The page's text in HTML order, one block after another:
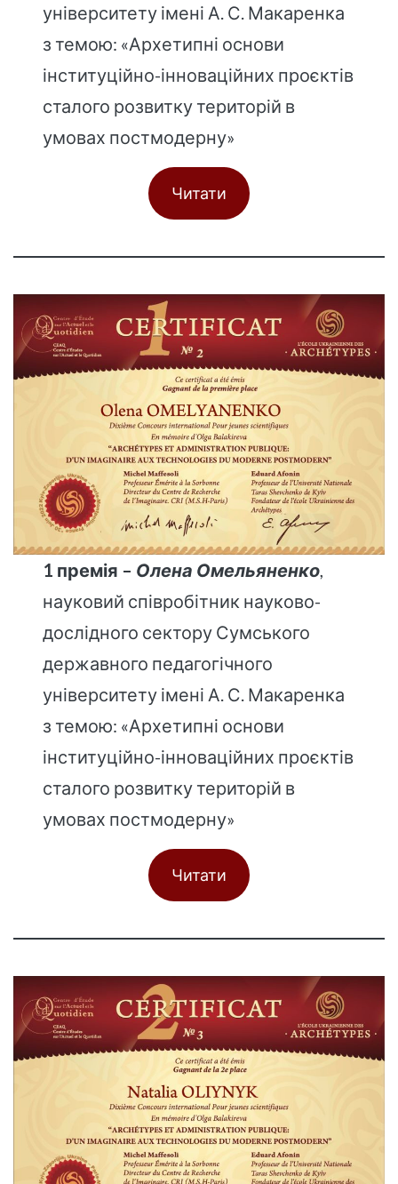
університету імені А. С. Макаренка
з темою: «Архетипні основи
інституційно-інноваційних проєктів
сталого розвитку територій в
умовах постмодерну»
Читати
1 премія – Олена Омельяненко
науковий співробітник науково-
дослідного сектору Сумського
державного педагогічного
університету імені А. С. Макаренка
з темою: «Архетипні основи
інституційно-інноваційних проєктів
сталого розвитку територій в
умовах постмодерну»
Читати